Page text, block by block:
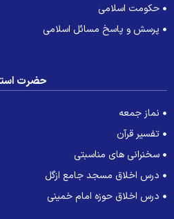
حکومت اسلامی
پرسش و پاسخ مسائل اسلامی
حضرت استاد
نماز جمعه
تفسیر قرآن
سخنرانی های مناسبتی
درس اخلاق مسجد جامع ازگل
درس اخلاق حوزه امام خمینی